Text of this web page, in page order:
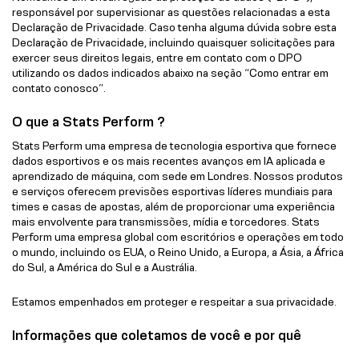
responsável por supervisionar as questões relacionadas a esta
Declaração de Privacidade. Caso tenha alguma dúvida sobre esta
Declaração de Privacidade, incluindo quaisquer solicitações para
exercer seus direitos legais, entre em contato com o DPO
utilizando os dados indicados abaixo na seção “Como entrar em
contato conosco”.
O que a Stats Perform ?
Stats Perform uma empresa de tecnologia esportiva que fornece
dados esportivos e os mais recentes avanços em IA aplicada e
aprendizado de máquina, com sede em Londres. Nossos produtos
e serviços oferecem previsões esportivas líderes mundiais para
times e casas de apostas, além de proporcionar uma experiência
mais envolvente para transmissões, mídia e torcedores. Stats
Perform uma empresa global com escritórios e operações em todo
o mundo, incluindo os EUA, o Reino Unido, a Europa, a Ásia, a África
do Sul, a América do Sul e a Austrália.
Estamos empenhados em proteger e respeitar a sua privacidade.
Informações que coletamos de você e por quê